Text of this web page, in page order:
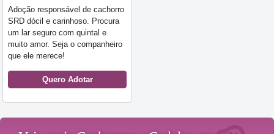
Adoção responsável de cachorro
SRD dócil e carinhoso. Procura
um lar seguro com quintal e
muito amor. Seja o companheiro
que ele merece!
Quero Adotar